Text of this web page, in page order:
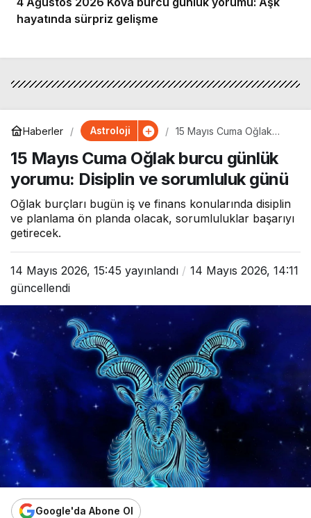
hayatında sürpriz gelişme
Haberler Astroloji
15 Mayıs Cuma Oğlak
Disiplin ve sorumluluk
günü
15 Mayıs Cuma Oğlak burcu günlük
yorumu: Disiplin ve sorumluluk günü
Oğlak burçları bugün iş ve finans konularında disiplin
ve planlama ön planda olacak, sorumluluklar başarıyı
getirecek.
14 Mayıs 2026, 15:45 yayınlandı
14 Mayıs 2026, 14:11
güncellendi
Google'da Abone Ol